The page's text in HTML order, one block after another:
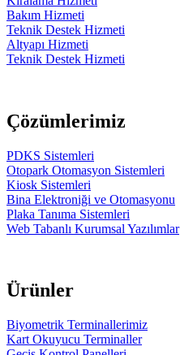
Bakım Hizmeti
Teknik Destek Hizmeti
Altyapı Hizmeti
Teknik Destek Hizmeti
Çözümlerimiz
PDKS Sistemleri
Otopark Otomasyon Sistemleri
Kiosk Sistemleri
Bina Elektroniği ve Otomasyonu
Plaka Tanıma Sistemleri
Web Tabanlı Kurumsal Yazılımlar
Ürünler
Biyometrik Terminallerimiz
Kart Okuyucu Terminaller